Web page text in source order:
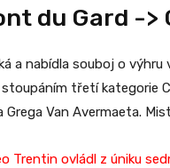
du Gard -
a nabídla souboj o
třetí kategorie
Grega Van Avermaeta.
Trentin ovládl z úniku